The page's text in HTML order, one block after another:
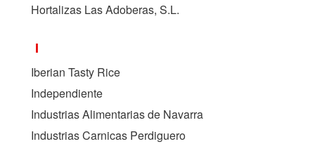
Hortalizas Las Adoberas, S.L.
I
Iberian Tasty Rice
Independiente
Industrias Alimentarias de Navarra
Industrias Carnicas Perdiguero